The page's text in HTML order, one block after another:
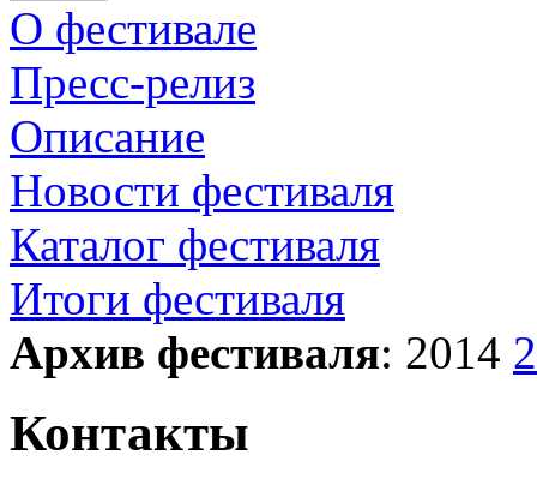
О фестивале
Пресс-релиз
Описание
Новости фестиваля
Каталог фестиваля
Итоги фестиваля
Архив фестиваля: 2014
Контакты